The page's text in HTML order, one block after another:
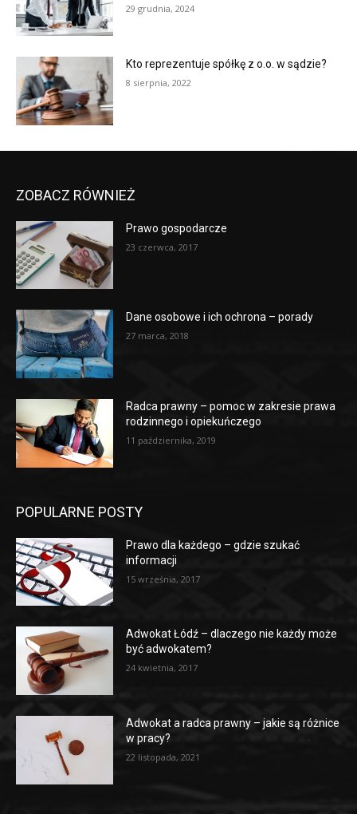
29 grudnia, 2024
Kto reprezentuje spółkę z o.o. w sądzie?
8 sierpnia, 2022
ZOBACZ RÓWNIEŻ
Prawo gospodarcze
23 czerwca, 2017
Dane osobowe i ich ochrona – porady
27 marca, 2018
Radca prawny – pomoc w zakresie prawa
rodzinnego i opiekuńczego
11 października, 2019
POPULARNE POSTY
Prawo dla każdego – gdzie szukać
informacji
15 września, 2017
Adwokat Łódź – dlaczego nie każdy może
być adwokatem?
24 kwietnia, 2017
Adwokat a radca prawny – jakie są różnice
w pracy?
22 listopada, 2021